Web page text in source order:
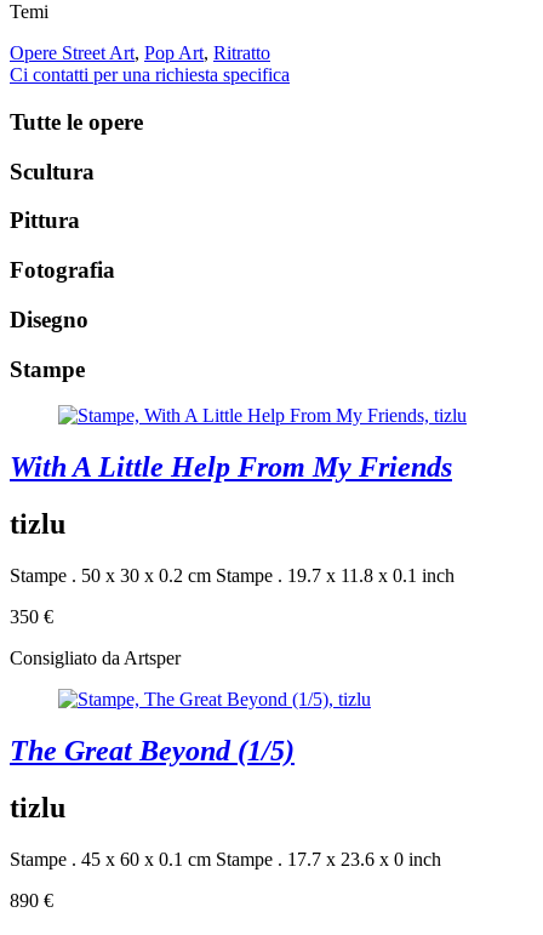
Temi
Opere Street Art, Pop Art, Ritratto
Ci contatti per una richiesta specifica
Tutte le opere
Scultura
Pittura
Fotografia
Disegno
Stampe
With A Little Help From My Friends
tizlu
Stampe . 50 x 30 x 0.2 cm Stampe . 19.7 x 11.8 x 0.1 inch
350 €
Consigliato da Artsper
The Great Beyond (1/5)
tizlu
Stampe . 45 x 60 x 0.1 cm Stampe . 17.7 x 23.6 x 0 inch
890 €